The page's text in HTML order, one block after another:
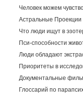
Человек можем
Астральные
Что люди ищут в
Пси-способности
Люди обладают
Приоритеты в
Документальные
Глоссарий по